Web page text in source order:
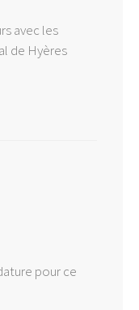
avec les
de Hyères
pour ce